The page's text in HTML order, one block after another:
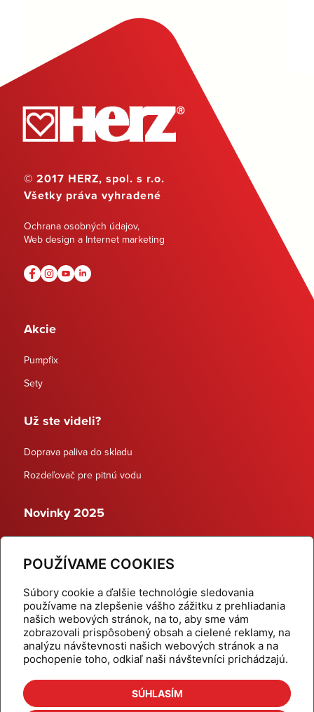
POUŽÍVAME COOKIES
Súbory cookie a ďalšie technológie sledovania
používame na zlepšenie vášho zážitku z prehliadania
našich webových stránok, na to, aby sme vám
zobrazovali prispôsobený obsah a cielené reklamy, na
analýzu návštevnosti našich webových stránok a na
pochopenie toho, odkiaľ naši návštevníci prichádzajú.
SÚHLASÍM
© 2017 HERZ, spol. s r.o.
Všetky práva vyhradené
Ochrana osobných údajov,
Web design a Internet marketing
Akcie
Pumpfix
Sety
Už ste videli?
Doprava paliva do skladu
Rozdeľovač pre pitnú vodu
Novinky 2025
Dynamické termostatické ventily
Domov
Produkty
Aktuality
Odber šikovné tipy
Kalkulačky
Cenníky
Na stiahnutie
Referencie